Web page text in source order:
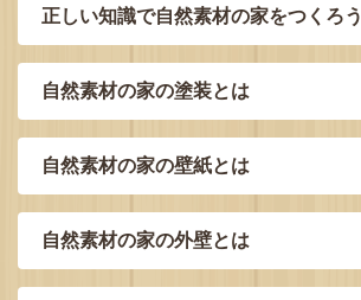
正しい知識で自然素材の家をつくろう
自然素材の家の塗装とは
自然素材の家の壁紙とは
自然素材の家の外壁とは